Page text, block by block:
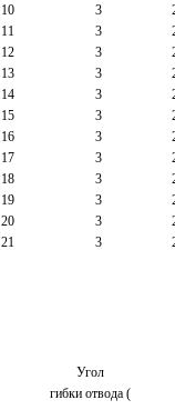
10
3
11
3
12
3
13
3
14
3
15
3
16
3
17
3
18
3
19
3
20
3
21
3
Угол
гибки отвода (